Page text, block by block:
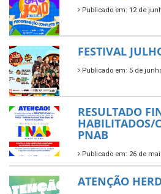
Publicado em: 12 de
FESTIVAL
Publicado em: 5 de
RESULTADO
HABILITADOS/
PNAB
Publicado em: 26 de
ATENÇÃO